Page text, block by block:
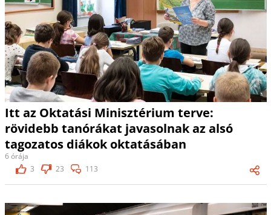
Itt az Oktatási Minisztérium terve:
rövidebb tanórákat javasolnak az alsó
tagozatos diákok oktatásában
6 órája
3
23 113